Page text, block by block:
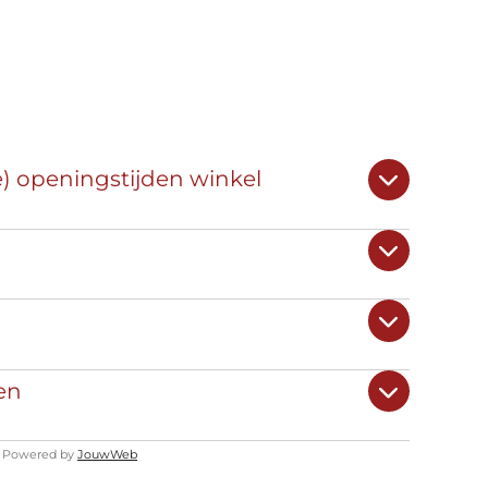
openingstijden winkel
Powered by JouwWeb